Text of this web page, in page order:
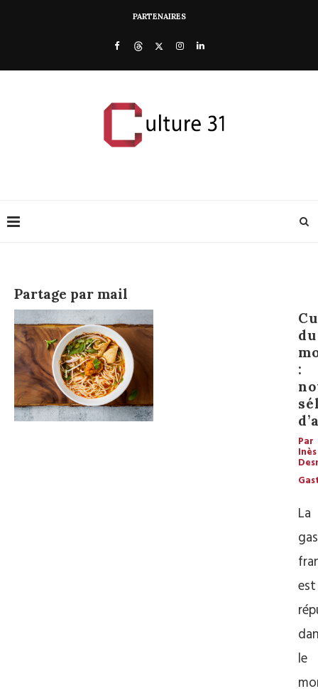
PARTENAIRES
Partage par mail
du
:
Par
Inès
La
est
le